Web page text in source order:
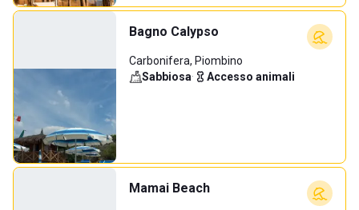
Bagno Calypso
Carbonifera, Piombino
Sabbiosa· Accesso animali
Mamai Beach